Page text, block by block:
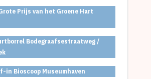
Prijs van het Groene Hart
Bodegraafsestraatweg /
in Bioscoop Museumhaven